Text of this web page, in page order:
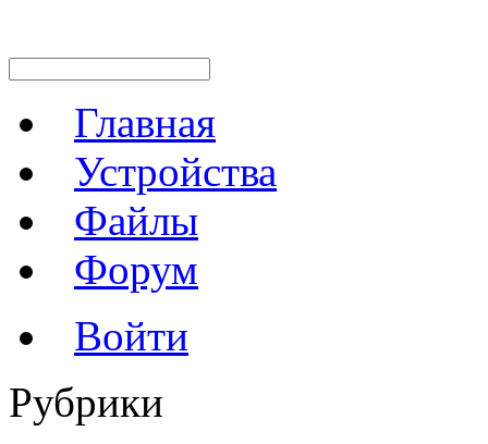
Главная
Устройства
Файлы
Форум
Войти
Рубрики